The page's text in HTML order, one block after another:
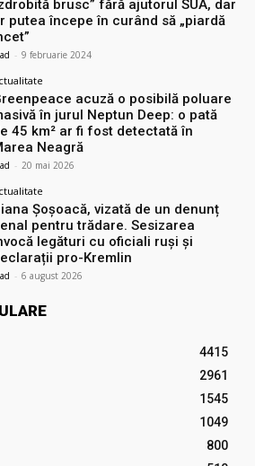
brusc” fără ajutorul SUA, dar
putea începe în curând să „piardă
- 9 februarie 2024
acuză o posibilă poluare
în jurul Neptun Deep: o pată
45 km² ar fi fost detectată în
Neagră
- 20 mai 2026
Șoșoacă, vizată de un denunț
pentru trădare. Sesizarea
legături cu oficiali ruși și
pro-Kremlin
- 6 august 2026
4415
2961
1545
1049
800